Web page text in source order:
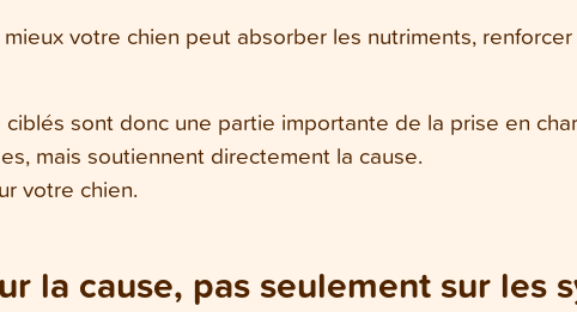
votre chien peut absorber les nutriments,
sont donc une partie importante de la prise en
mais soutiennent directement la cause.
votre chien.
la cause, pas seulement sur les